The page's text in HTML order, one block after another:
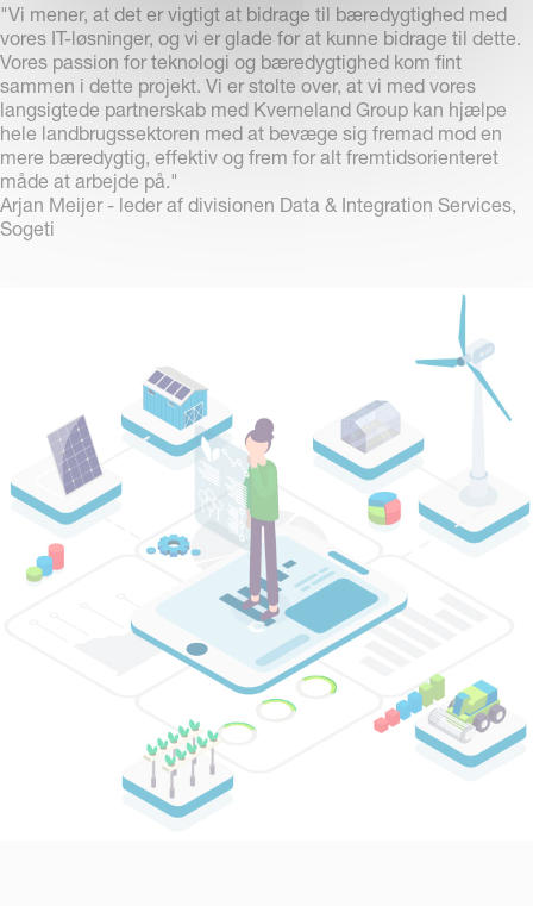
"Vi mener, at det er vigtigt at bidrage til bæredygtighed med
vores IT-løsninger, og vi er glade for at kunne bidrage til dette.
Vores passion for teknologi og bæredygtighed kom fint
sammen i dette projekt. Vi er stolte over, at vi med vores
langsigtede partnerskab med Kverneland Group kan hjælpe
hele landbrugssektoren med at bevæge sig fremad mod en
mere bæredygtig, effektiv og frem for alt fremtidsorienteret
måde at arbejde på."
Arjan Meijer - leder af divisionen Data & Integration Services,
Sogeti